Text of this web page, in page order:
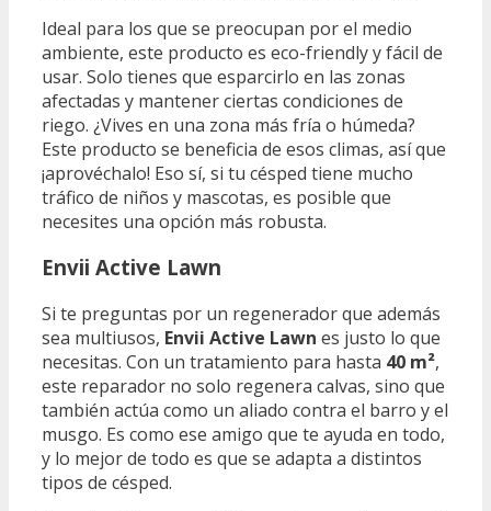
Ideal para los que se preocupan por el medio
ambiente, este producto es eco-friendly y fácil de
usar. Solo tienes que esparcirlo en las zonas
afectadas y mantener ciertas condiciones de
riego. ¿Vives en una zona más fría o húmeda?
Este producto se beneficia de esos climas, así que
¡aprovéchalo! Eso sí, si tu césped tiene mucho
tráfico de niños y mascotas, es posible que
necesites una opción más robusta.
Envii Active Lawn
Si te preguntas por un regenerador que además
sea multiusos, Envii Active Lawn es justo lo que
necesitas. Con un tratamiento para hasta 40 m²,
este reparador no solo regenera calvas, sino que
también actúa como un aliado contra el barro y el
musgo. Es como ese amigo que te ayuda en todo,
y lo mejor de todo es que se adapta a distintos
tipos de césped.